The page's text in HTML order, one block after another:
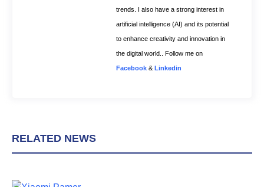
trends. I also have a strong interest in
artificial intelligence (AI) and its potential
to enhance creativity and innovation in
the digital world.. Follow me on
Facebook & Linkedin
RELATED NEWS